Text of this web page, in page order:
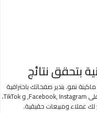
بتحقق نتائج
نمو. بندير صفحاتك باحترافية
وبنصمم حملات إعلانية (Ads) مستهدفة بدقة على Facebook, Instagram, و TikTok،
عملاء ومبيعات حقيقية.